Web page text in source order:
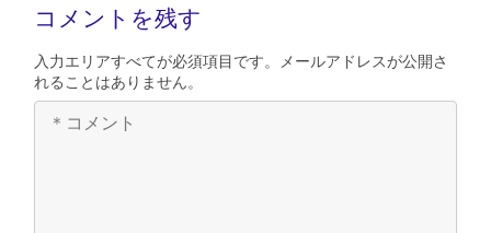
コメントを残す
入力エリアすべてが必須項目です。メールアドレスが公開さ
れることはありません。